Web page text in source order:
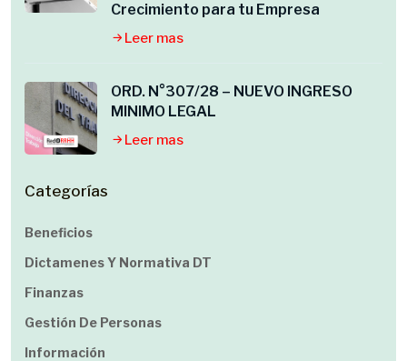
Crecimiento para tu Empresa
Leer mas
ORD. N°307/28 – NUEVO INGRESO
MINIMO LEGAL
Leer mas
Categorías
Beneficios
Dictamenes Y Normativa DT
Finanzas
Gestión De Personas
Información